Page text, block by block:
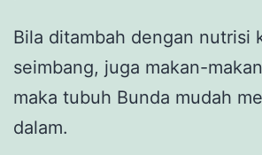
Bila ditambah dengan nutrisi
seimbang, juga makan-
maka tubuh Bunda mudah
dalam.